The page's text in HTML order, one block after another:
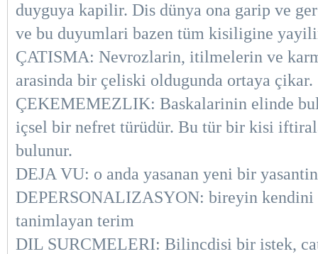
duyguya kapilir. Dis dünya ona garip ve
ve bu duyumlari bazen tüm kisiligine
ÇATISMA: Nevrozlarin, itilmelerin ve
arasinda bir çeliski oldugunda ortaya çikar.
ÇEKEMEMEZLIK: Baskalarinin elinde
içsel bir nefret türüdür. Bu tür bir kisi
bulunur.
DEJA VU: o anda yasanan yeni bir
DEPERSONALIZASYON: bireyin
tanimlayan terim
DIL SURCMELERI: Bilincdisi bir istek,